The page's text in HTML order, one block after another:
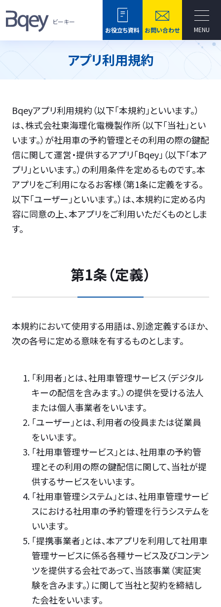
ビーキー
お役立ち資料
お問い合わせ MENU
アプリ利用規約
Bqeyアプリ利用規約（以下「本規約」といいます。）
は、株式会社東海理化電機製作所（以下「当社」とい
います。）が社用車の予約管理とその利用の際の鍵配
信に関して運営・提供するアプリ「Bqey」（以下「本ア
プリ」といいます。）の利用条件を定めるものです。本
アプリをご利用になるお客様（第1条に定義をする。
以下「ユーザー」といいます。）は、本規約に定める内
容に同意の上、本アプリをご利用いただくものとしま
す。
第1条（定義）
本規約において使用する用語は、別途定義するほか、
次の各号に定める意味を有するものとします。
「利用者」とは、社用車管理サービス（デジタル
キーの配信を含みます。）の提供を受ける法人
または個人事業者をいいます。
「ユーザー」とは、利用者の役員または従業員
をいいます。
「社用車管理サービス」とは、社用車の予約管
理とその利用の際の鍵配信に関して、当社が提
供するサービスをいいます。
「社用車管理システム」とは、社用車管理サービ
スにおける社用車の予約管理を行うシステムを
いいます。
「提携事業者」とは、本アプリを利用して社用車
管理サービスに係る各種サービス及びコンテン
ツを提供する会社であって、当該事業（実証実
験を含みます。）に関して当社と契約を締結し
た会社をいいます。